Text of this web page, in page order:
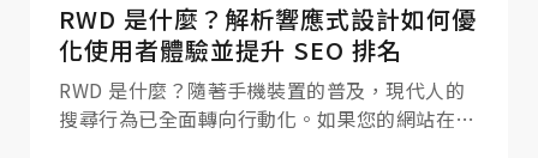
RWD 是什麼？解析響應式設計如何優
化使用者體驗並提升 SEO 排名
RWD 是什麼？隨著手機裝置的普及，現代人的
搜尋行為已全面轉向行動化。如果您的網站在手